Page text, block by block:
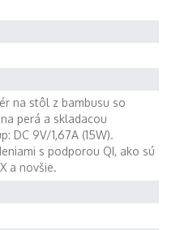
na stôl z bambusu so
perá a skladacou
DC 9V/1,67A (15W).
s podporou QI, ako sú
a novšie.